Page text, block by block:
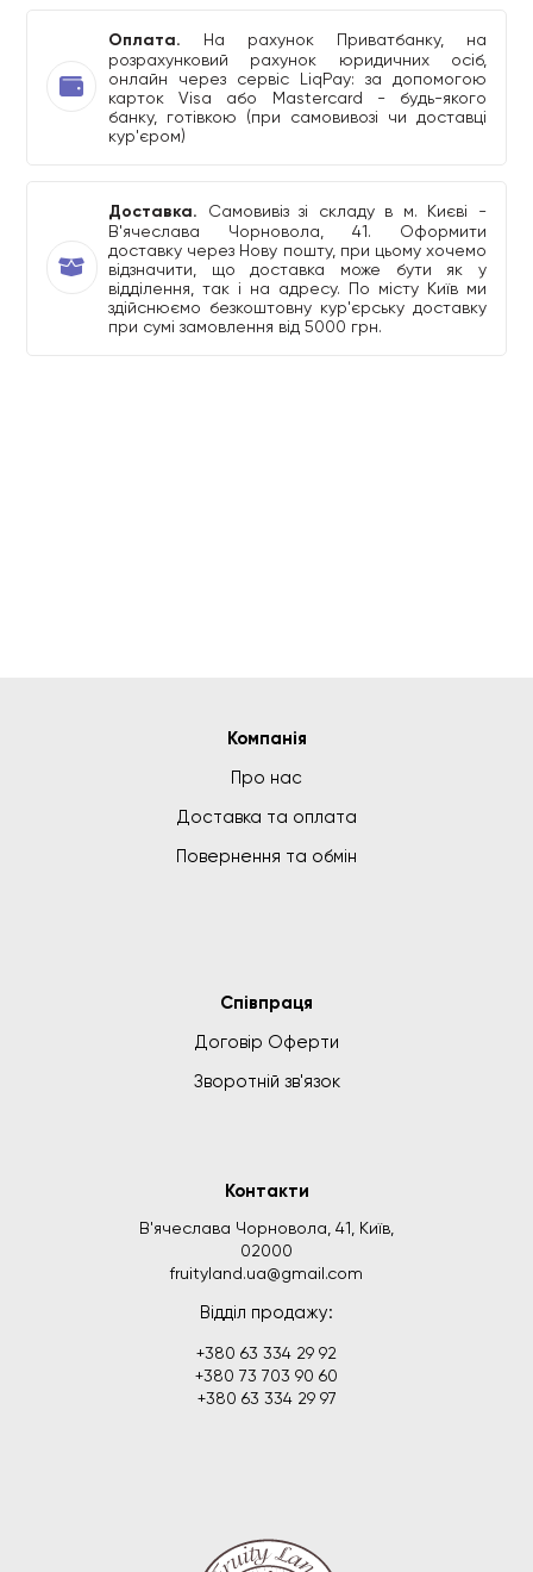
Оплата. На рахунок Приватбанку, на
розрахунковий рахунок юридичних осіб,
онлайн через сервіс LiqPay: за допомогою
карток Visa або Mastercard - будь-якого
банку, готівкою (при самовивозі чи доставці
кур'єром)
Доставка. Самовивіз зі складу в м. Києві -
В'ячеслава Чорновола, 41. Оформити
доставку через Нову пошту, при цьому хочемо
відзначити, що доставка може бути як у
відділення, так і на адресу. По місту Київ ми
здійснюємо безкоштовну кур'єрську доставку
при сумі замовлення від 5000 грн.
Компанія
Про нас
Доставка та оплата
Повернення та обмін
Співпраця
Договір Оферти
Зворотній зв'язок
Контакти
В'ячеслава Чорновола, 41, Київ,
02000
fruityland.ua@gmail.com
Відділ продажу:
+380 63 334 29 92
+380 73 703 90 60
+380 63 334 29 97